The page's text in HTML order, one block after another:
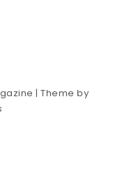
| Theme by